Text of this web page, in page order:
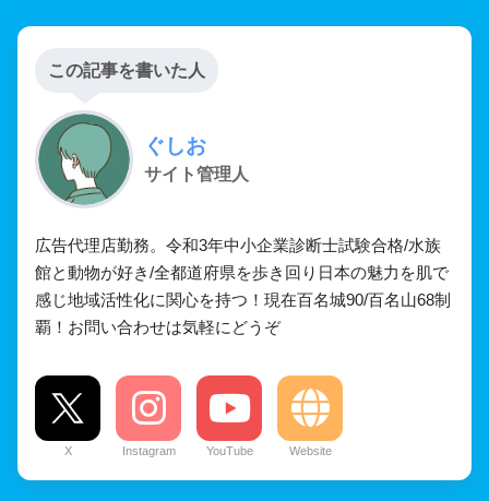
この記事を書いた人
ぐしお
サイト管理人
広告代理店勤務。令和3年中小企業診断士試験合格/水族
館と動物が好き/全都道府県を歩き回り日本の魅力を肌で
感じ地域活性化に関心を持つ！現在百名城90/百名山68制
覇！お問い合わせは気軽にどうぞ
X Instagram YouTube Website